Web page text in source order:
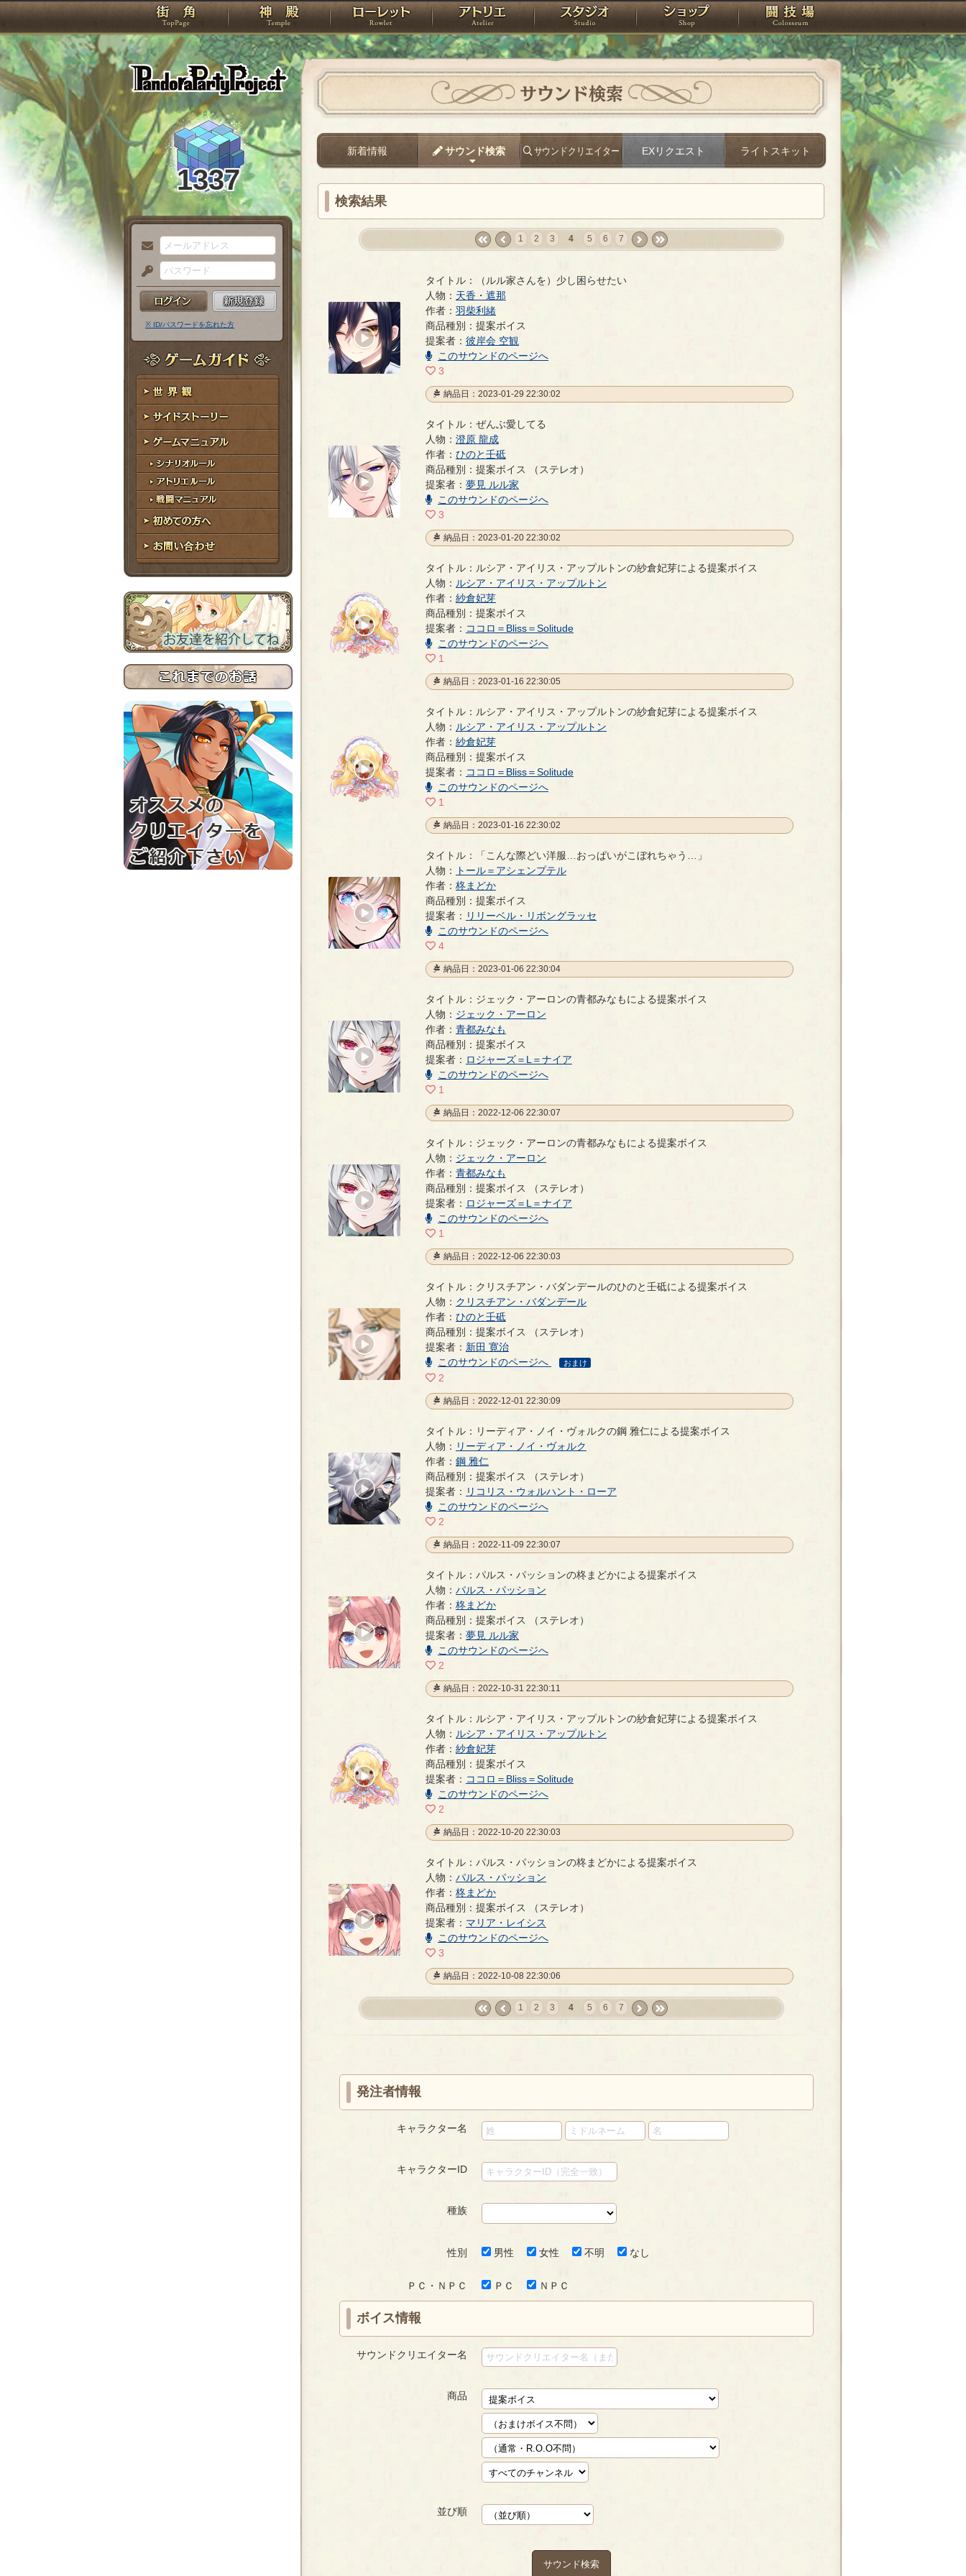
PandoraPartyProject
TOP 神殿 ローレット アトリエ スタジオ ショップ 闘技場
1337
メ
ー
ル
ア
ド
レ
ス
パ
ス
ー
ド
※ ID/パスワードを忘れた方
ゲームガイド
世界観
サイドストーリー
ゲームマニュアル
シナリオルール
アトリエルール
戦闘マニュアル
初めての方へ
お問い合わせ
サウンド検索
新着情報 サウンド検索 サウンドクリエイター EXリクエスト ライトスキット
検索結果
1 2 3 4 5 6
7
（ルル家さんを）少し困らせたい
タイトル：（ルル家さんを）少し困らせたい
人物： 天香・遮那
作者： 羽柴利緒
商品種別：提案ボイス
提案者： 彼岸会 空観
このサウンドのページへ
3
納品日：2023-01-29 22:30:02
ぜんぶ愛してる - ひのと壬砥
タイトル：ぜんぶ愛してる
人物： 澄原 龍成
作者： ひのと壬砥
商品種別：提案ボイス （ステレオ）
提案者： 夢見 ルル家
このサウンドのページへ
3
納品日：2023-01-20 22:30:02
ルシア・アイリス・アップルトンの紗倉妃芽による提案ボイス
タイトル：ルシア・アイリス・アップルトンの紗倉妃芽による提案ボイス
人物： ルシア・アイリス・アップルトン
作者： 紗倉妃芽
商品種別：提案ボイス
提案者： ココロ＝Bliss＝Solitude
このサウンドのページへ
1
納品日：2023-01-16 22:30:05
ルシア・アイリス・アップルトンの紗倉妃芽による提案ボイス
タイトル：ルシア・アイリス・アップルトンの紗倉妃芽による提案ボイス
人物： ルシア・アイリス・アップルトン
作者： 紗倉妃芽
商品種別：提案ボイス
提案者： ココロ＝Bliss＝Solitude
このサウンドのページへ
1
納品日：2023-01-16 22:30:02
「こんな際どい洋服…おっぱいがこぼれちゃう…」
タイトル：「こんな際どい洋服…おっぱいがこぼれちゃう…」
人物：
トール＝アシェンプテル
作者： 柊まどか
商品種別：提案ボイス
提案者： リリーベル・リボングラッセ
このサウンドのページへ
4
納品日：2023-01-06 22:30:04
ジェック・アーロンの青都みなもによる提案ボイス
タイトル：ジェック・アーロンの青都みなもによる提案ボイス
人物： ジェック・アーロン
作者： 青都みなも
商品種別：提案ボイス
提案者： ロジャーズ＝L＝ナイア
このサウンドのページへ
1
納品日：2022-12-06 22:30:07
ジェック・アーロンの青都みなもによる提案ボイス
タイトル：ジェック・アーロンの青都みなもによる提案ボイス
人物： ジェック・アーロン
作者： 青都みなも
商品種別：提案ボイス （ステレオ）
提案者： ロジャーズ＝L＝ナイア
このサウンドのページへ
1
納品日：2022-12-06 22:30:03
クリスチアン・バダンデールのひのと壬砥による提案ボイス
タイトル：クリスチアン・バダンデールのひのと壬砥による提案ボイス
人物： クリスチアン・バダンデール
作者： ひのと壬砥
商品種別：提案ボイス （ステレオ）
提案者： 新田 寛治
このサウンドのページへ
おまけ
2
納品日：2022-12-01 22:30:09
リーディア・ノイ・ヴォルクの鋼 雅仁による提案ボイス
タイトル：リーディア・ノイ・ヴォルクの鋼 雅仁による提案ボイス
人物： リーディア・ノイ・ヴォルク
作者： 鋼 雅仁
商品種別：提案ボイス （ステレオ）
提案者： リコリス・ウォルハント・ローア
このサウンドのページへ
2
納品日：2022-11-09 22:30:07
パルス・パッションの柊まどかによる提案ボイス
タイトル：パルス・パッションの柊まどかによる提案ボイス
人物： パルス・パッション
作者： 柊まどか
商品種別：提案ボイス （ステレオ）
提案者： 夢見 ルル家
このサウンドのページへ
2
納品日：2022-10-31 22:30:11
ルシア・アイリス・アップルトンの紗倉妃芽による提案ボイス
タイトル：ルシア・アイリス・アップルトンの紗倉妃芽による提案ボイス
人物： ルシア・アイリス・アップルトン
作者： 紗倉妃芽
商品種別：提案ボイス
提案者： ココロ＝Bliss＝Solitude
このサウンドのページへ
2
納品日：2022-10-20 22:30:03
パルス・パッションの柊まどかによる提案ボイス
タイトル：パルス・パッションの柊まどかによる提案ボイス
人物： パルス・パッション
作者： 柊まどか
商品種別：提案ボイス （ステレオ）
提案者： マリア・レイシス
このサウンドのページへ
3
納品日：2022-10-08 22:30:06
1 2 3 4 5 6
7
発注者情報
キャラクター名
キャラクターID
種族
性別 男性 女性 不明 なし
ＰＣ・ＮＰＣ ＰＣ ＮＰＣ
ボイス情報
サウンドクリエイター名
商品
並び順
サウンド検索